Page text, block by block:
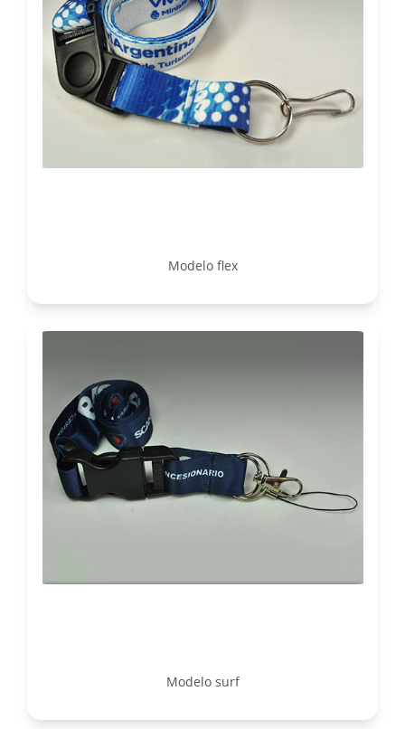
Modelo flex
Modelo surf